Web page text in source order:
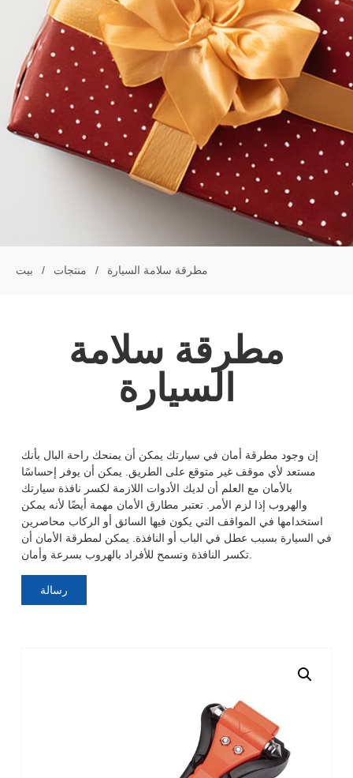
بيت / منتجات / مطرقة سلامة السيارة
مطرقة سلامة
السيارة
إن وجود مطرقة أمان في سيارتك يمكن أن يمنحك راحة البال بأنك
مستعد لأي موقف غير متوقع على الطريق. يمكن أن يوفر إحساسًا
بالأمان مع العلم أن لديك الأدوات اللازمة لكسر نافذة سيارتك
والهروب إذا لزم الأمر. تعتبر مطارق الأمان مهمة أيضًا لأنه يمكن
استخدامها في المواقف التي يكون فيها السائق أو الركاب محاصرين
في السيارة بسبب عطل في الباب أو النافذة. يمكن لمطرقة الأمان أن
تكسر النافذة وتسمح للأفراد بالهروب بسرعة وأمان.
رسالة